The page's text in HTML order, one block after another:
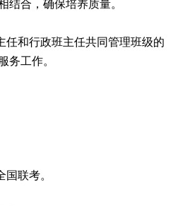
结合，确保培养质量。
任和行政班主任共同管理班级的
务工作。
联考。